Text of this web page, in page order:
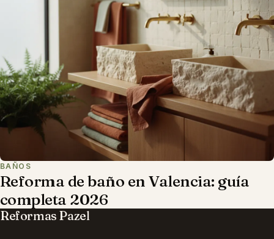
BAÑOS
Reforma de baño en Valencia: guía
completa 2026
Reformas Pazel